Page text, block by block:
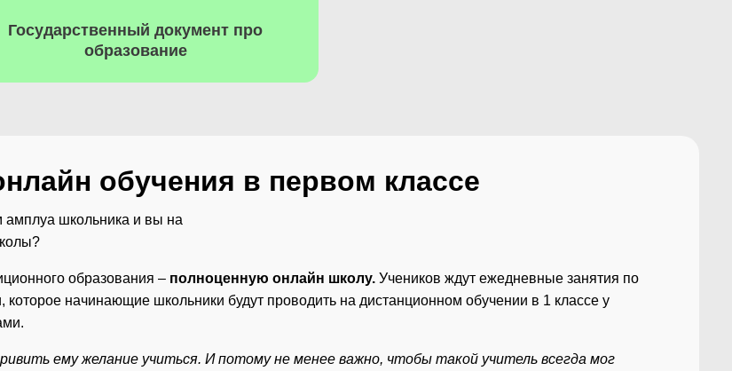
Государственный документ про
образование​
обучения в первом классе​
амплуа школьника и вы на
образования – полноценную онлайн школу. Учеников ждут ежедневные занятия по
начинающие школьники будут проводить на дистанционном обучении в 1 классе у
ему желание учиться. И потому не менее важно, чтобы такой учитель всегда мог